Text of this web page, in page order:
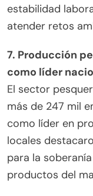
estabilidad
atender retos
7. Producción
como líder
El sector
más de 247 mil
como líder en
locales
para la
productos del